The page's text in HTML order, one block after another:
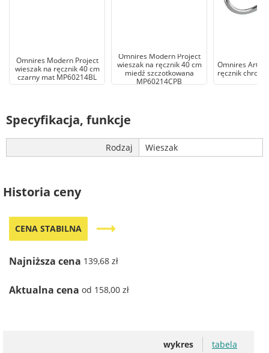
Omnires Modern Project
wieszak na ręcznik 40 cm
czarny mat MP60214BL
Omnires Modern Project
wieszak na ręcznik 40 cm
miedź szczotkowana
MP60214CPB
Omnires Art
ręcznik chrom
Specyfikacja, funkcje
Rodzaj Wieszak
Historia ceny
CENA STABILNA trending_flat
Najniższa cena 139,68 zł
Aktualna cena od 158,00 zł
wykres tabela